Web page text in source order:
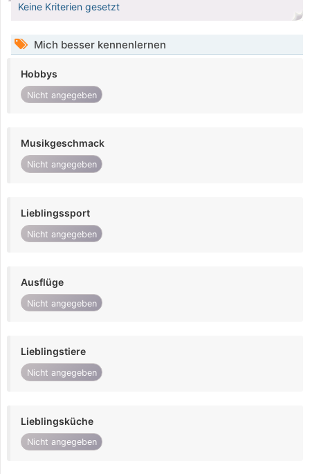
Keine Kriterien gesetzt
Mich besser kennenlernen
Hobbys
Nicht angegeben
Musikgeschmack
Nicht angegeben
Lieblingssport
Nicht angegeben
Ausflüge
Nicht angegeben
Lieblingstiere
Nicht angegeben
Lieblingsküche
Nicht angegeben